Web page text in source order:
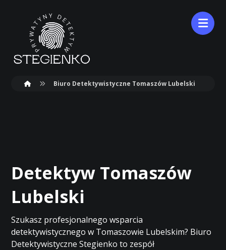
Biuro Detektywistyczne Tomaszów Lubelski
Detektyw Tomaszów
Lubelski
Szukasz profesjonalnego wsparcia
detektywistycznego w Tomaszowie Lubelskim? Biuro
Detektywistyczne Stegienko to zespół